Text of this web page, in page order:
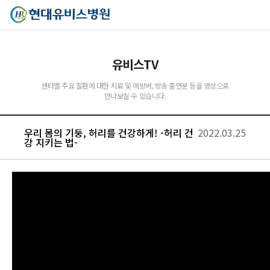
유비스TV
센터별 주요 질환에 대한 치료 및 예방버, 방송 출연분 등을 영상으로
만나보실 수 있습니다.
우리 몸의 기둥, 허리를 건강하게! -허리 건
강 지키는 법-
2022.03.25
실시간 안내중